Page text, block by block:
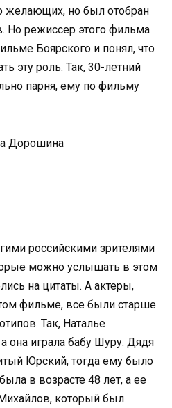
желающих, но был отобран
Но режиссер этого фильма
Боярского и понял, что
эту роль. Так, 30-летний
парня, ему по фильму
Дорошина
российскими зрителями
можно услышать в этом
на цитаты. А актеры,
фильме, все были старше
Так, Наталье
она играла бабу Шуру. Дядя
Юрский, тогда ему было
в возрасте 48 лет, а ее
который был